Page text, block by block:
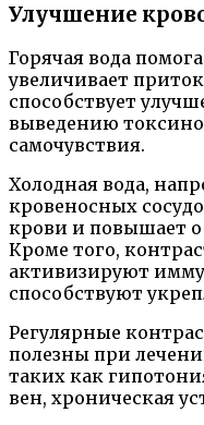
Улучшение
Горячая вода
увеличивает
способствует
выведению
самочувствия.
Холодная вода,
кровеносных
крови и повышает
Кроме того,
активизируют
способствуют
Регулярные
полезны при
таких как
вен, хроническая